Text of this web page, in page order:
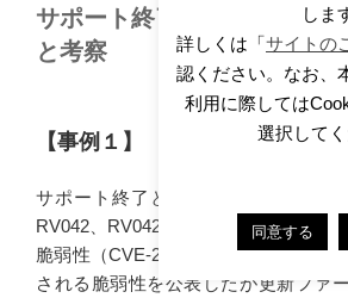
https://msrc.microsoft.com/update-
2025-49679
https://msrc.microsoft.com/update-
2025-49740
https://msrc.microsoft.com/update-
https://msrc.microsoft.com/update-
2025-47981
サポート終了後に脆弱性が公
と考察
【事例１】
サポート終了となったCisco社のVPN
RV042、RV042G、RV082、RV320、
脆弱性（CVE-2023-20025等）により
される脆弱性を公表したが更新ファ
しま
詳しくは「サイトの
認ください。なお、
利用に際しては
選択してく
同意する